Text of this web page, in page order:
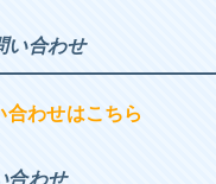
い合わせ
合わせはこちら
合わせ